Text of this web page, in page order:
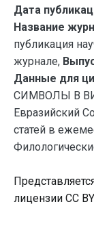
Дата
Название
публикация
журнале,
Данные для
СИМВОЛЫ В
Евразийский
статей в
лицензии CC